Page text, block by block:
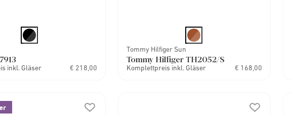
inkl. Gläser € 218,00
Tommy Hilfiger Sun
Tommy Hilfiger TH2052/S
Komplettpreis inkl. Gläser € 168,00